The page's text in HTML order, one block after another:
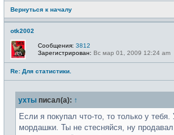
Вернуться к началу
otk2002
Сообщения: 3812
Зарегистрирован: Вс мар 01, 2009 12:24 am
Re: Для статистики.
ухты писал(а): ↑
Если я покупал что-то, то только у тебя.
мордашки. Ты не стесняйся, ну